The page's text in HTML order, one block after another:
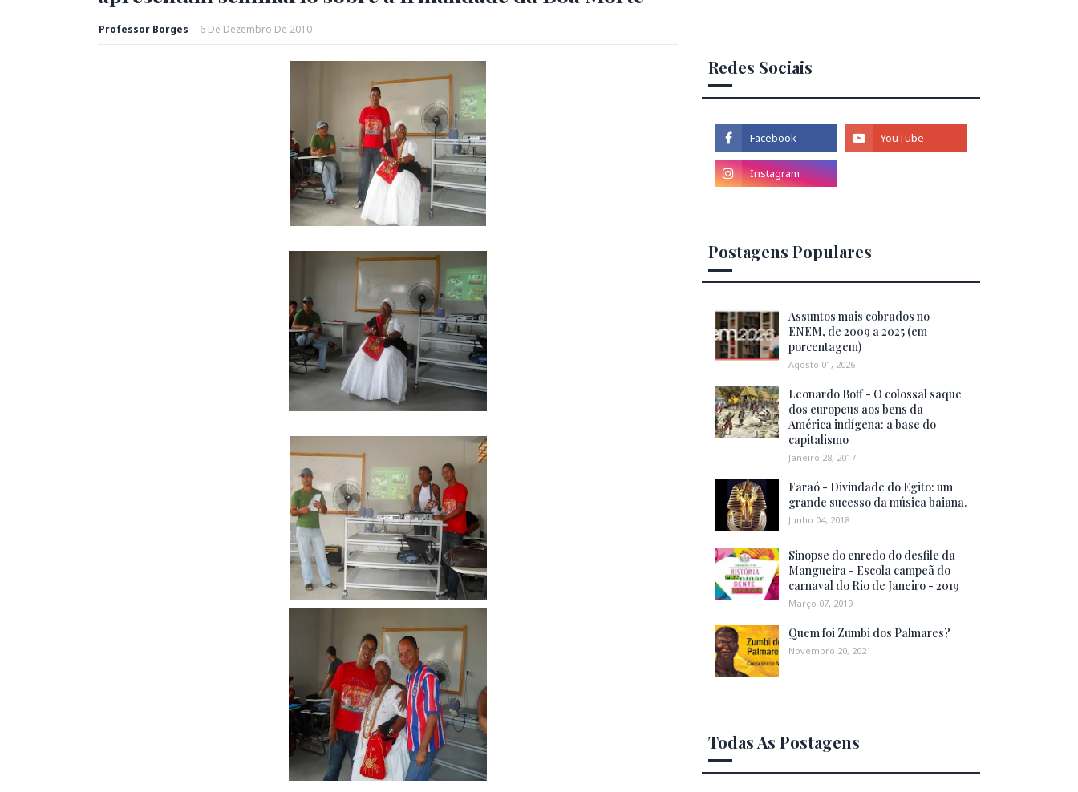
Professor Borges - 6 De Dezembro De 2010
Redes Sociais
Postagens Populares
Assuntos mais cobrados no
ENEM, de 2009 a 2025 (em
porcentagem)
Agosto 01, 2026
Leonardo Boff - O colossal saque
dos europeus aos bens da
América indígena: a base do
capitalismo
Janeiro 28, 2017
Faraó - Divindade do Egito: um
grande sucesso da música baiana.
Junho 04, 2018
Sinopse do enredo do desfile da
Mangueira - Escola campeã do
carnaval do Rio de Janeiro - 2019
Março 07, 2019
Quem foi Zumbi dos Palmares?
Novembro 20, 2021
Todas As Postagens